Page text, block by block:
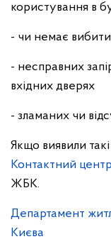
користування в
- чи немає
- несправних
вхідних дверях
- зламаних чи
Якщо виявили
Контактний центр
ЖБК.
Департамент
Києва